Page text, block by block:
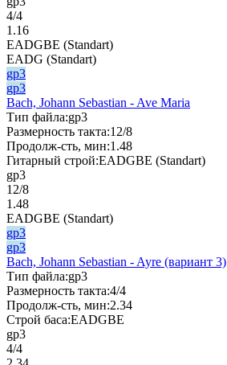
4/4
1.16
EADGBE (Standart)
EADG (Standart)
gp3
gp3
Bach, Johann Sebastian - Ave Maria
Тип файла:gp3
Размерность такта:12/8
Продолж-сть, мин:1.48
Гитарный строй:EADGBE (Standart)
gp3
12/8
1.48
EADGBE (Standart)
gp3
gp3
Bach, Johann Sebastian - Ayre (вариант 3)
Тип файла:gp3
Размерность такта:4/4
Продолж-сть, мин:2.34
Строй баса:EADGBE
gp3
4/4